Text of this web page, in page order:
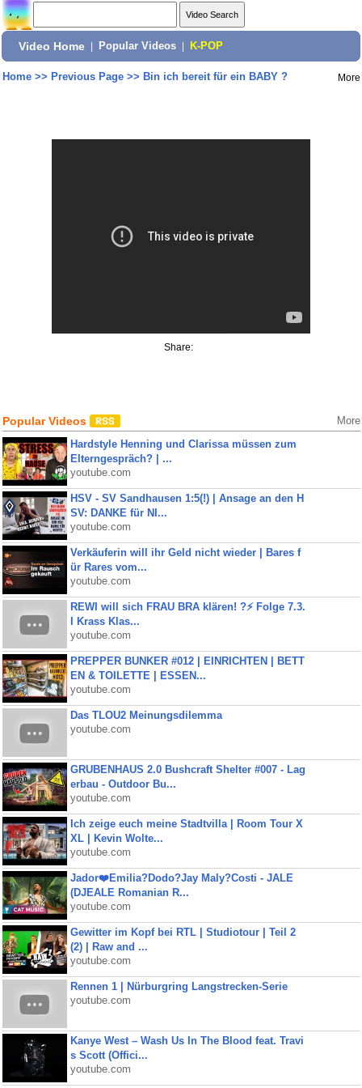
Video Home Popular Videos K-POP
Home>> Previous Page>> Bin ich bereit für ein BABY ? More
Share:
Popular Videos More
Hardstyle Henning und Clarissa müssen zum
Elterngespräch? | ...
youtube.com
HSV - SV Sandhausen 1:5(!) | Ansage an den H
SV: DANKE für NI...
youtube.com
Verkäuferin will ihr Geld nicht wieder | Bares f
ür Rares vom...
youtube.com
REWI will sich FRAU BRA klären! ?⚡️ Folge 7.3.
I Krass Klas...
youtube.com
PREPPER BUNKER #012 | EINRICHTEN | BETT
EN & TOILETTE | ESSEN...
youtube.com
Das TLOU2 Meinungsdilemma
youtube.com
GRUBENHAUS 2.0 Bushcraft Shelter #007 - Lag
erbau - Outdoor Bu...
youtube.com
Ich zeige euch meine Stadtvilla | Room Tour X
XL | Kevin Wolte...
youtube.com
Jador❤️Emilia?Dodo?Jay Maly?Costi - JALE
(DJEALE Romanian R...
youtube.com
Gewitter im Kopf bei RTL | Studiotour | Teil 2
(2) | Raw and ...
youtube.com
Rennen 1 | Nürburgring Langstrecken-Serie
youtube.com
Kanye West – Wash Us In The Blood feat. Travi
s Scott (Offici...
youtube.com